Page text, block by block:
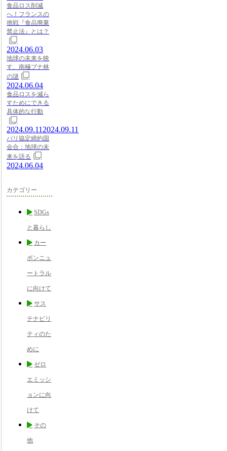
食品ロス削減
へ！フランスの
挑戦『食品廃棄
禁止法』とは？
2024.06.03
地球の未来を映
す、南極ブナ林
の謎
2024.06.04
食品ロスを減ら
すためにできる
具体的な行動
2024.09.11 2024.09.11
パリ協定締約国
会合：地球の未
来を語る
2024.06.04
カテゴリー
SDGs
と暮らし
カー
ボンニュ
ートラル
に向けて
サス
テナビリ
ティのた
めに
ゼロ
エミッシ
ョンに向
けて
その
他